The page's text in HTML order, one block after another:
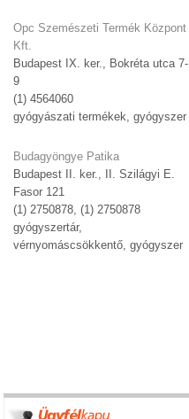
Opc Szemészeti Termék Központ
Kft.
Budapest IX. ker., Bokréta utca 7-
9
(1) 4564060
gyógyászati termékek, gyógyszer
Budagyöngye Patika
Budapest II. ker., II. Szilágyi E.
Fasor 121
(1) 2750878, (1) 2750878
gyógyszertár,
vérnyomáscsökkentő, gyógyszer